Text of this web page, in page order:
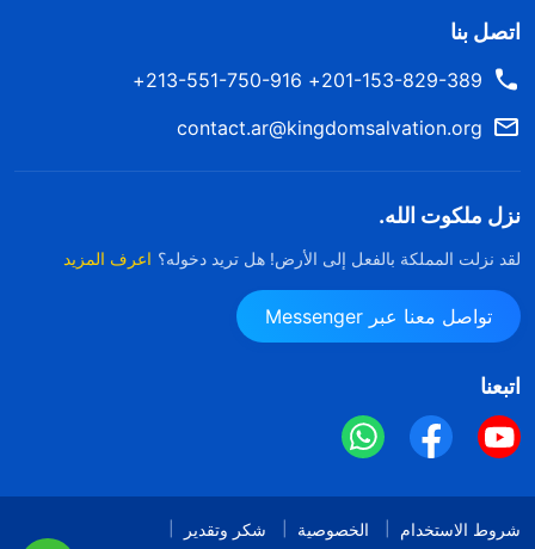
اتصل بنا
201-153-829-389+ 213-551-750-916+
contact.ar@kingdomsalvation.org
نزل ملكوت الله.
لقد نزلت المملكة بالفعل إلى الأرض! هل تريد دخوله؟ اعرف المزيد
تواصل معنا عبر Messenger
اتبعنا
شروط الاستخدام الخصوصية
شكر وتقدير